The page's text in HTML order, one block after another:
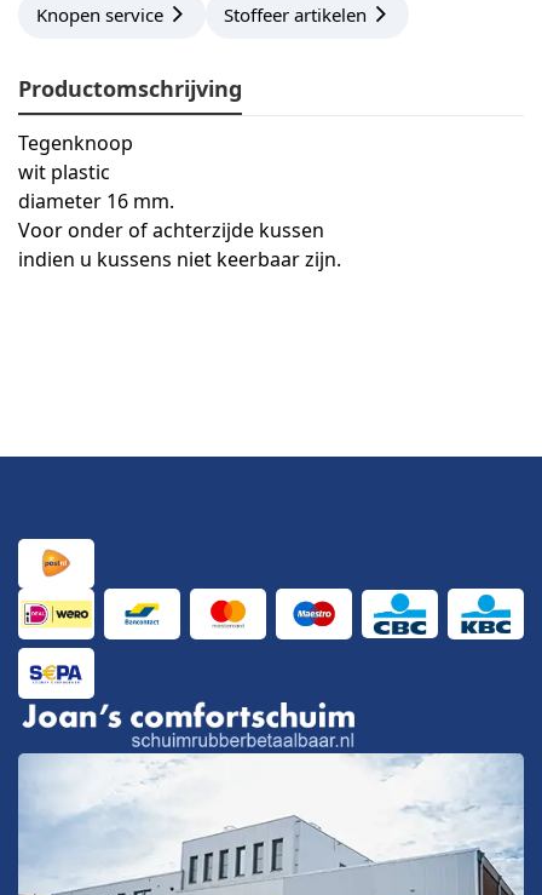
Knopen service Stoffeer artikelen
Productomschrijving
Tegenknoop
wit plastic
diameter 16 mm.
Voor onder of achterzijde kussen
indien u kussens niet keerbaar zijn.